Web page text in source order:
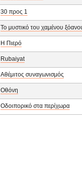
30 προς 1
Το μυστικό του χαμένου
Η Πιερό
Rubaiyat
Αθέμιτος συναγωνισμός
Οθόνη
Οδοιπορικό στα περίχωρα